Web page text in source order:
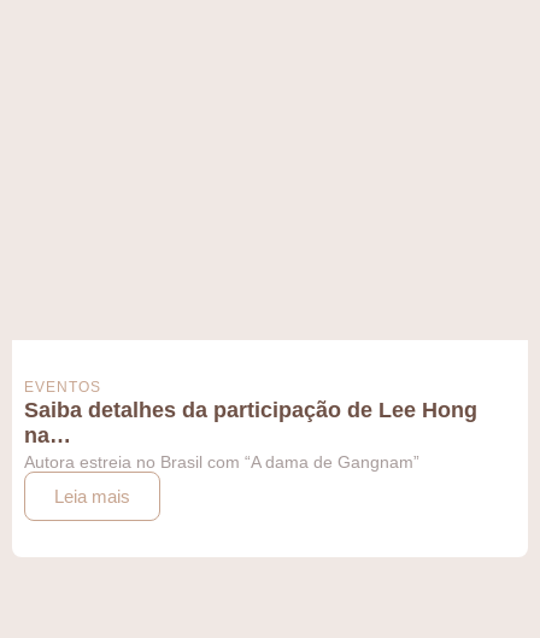
EVENTOS
Saiba detalhes da participação de Lee Hong
na…
Autora estreia no Brasil com “A dama de Gangnam”
Leia mais